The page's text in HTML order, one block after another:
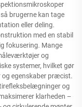
brugerne kan tage
eller deling.
med en stabil
fokusering. Mange
og
systemer, hvilket gør
egenskaber præcist.
og
klarheden –